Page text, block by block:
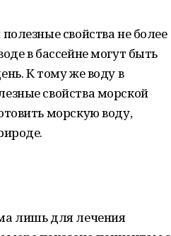
свойства не более
в бассейне могут быть
К тому же воду в
свойства морской
морскую воду,
лишь для лечения